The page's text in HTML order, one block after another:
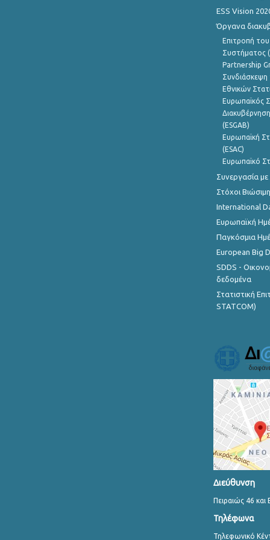
ESS Vision
Όργανα
Επιτροπή
Συστήματος
Partnership
Εθνικών
Ευρωπαϊκός
(ESGAB)
Ευρωπαϊκή
(ESAC)
Ευρωπαϊκό
Συνεργασία με
Στόχοι
International
Ευρωπαϊκή
Παγκόσμια
European Big
SDDS -
δεδομένα
Στατιστική
STATCOM)
Διεύθυνση
Πειραιώς 46 και
Τηλέφωνα
Τηλεφωνικό